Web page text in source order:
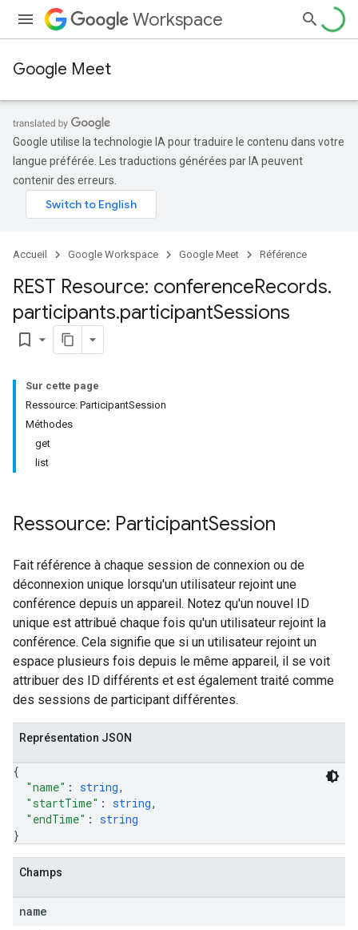
Workspace
Google Meet
Google utilise la technologie IA pour traduire le contenu dans votre
langue préférée. Les traductions générées par IA peuvent
contenir des erreurs.
Accueil Google Workspace Google Meet Référence
REST Resource: conferenceRecords.
participants.participantSessions
bookmark_border
Sur cette page
Ressource: ParticipantSession
Méthodes
get
list
Ressource: ParticipantSession
Fait référence à chaque session de connexion ou de
déconnexion unique lorsqu'un utilisateur rejoint une
conférence depuis un appareil. Notez qu'un nouvel ID
unique est attribué chaque fois qu'un utilisateur rejoint la
conférence. Cela signifie que si un utilisateur rejoint un
espace plusieurs fois depuis le même appareil, il se voit
attribuer des ID différents et est également traité comme
des sessions de participant différentes.
Représentation JSON
{
"name" : string,
"startTime" : string,
"endTime" : string
}
Champs
name